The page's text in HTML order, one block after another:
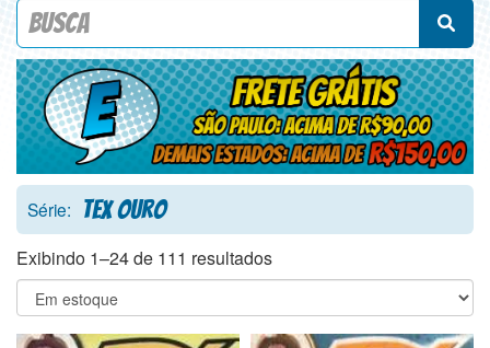
Procure por título da revista, personagem, série, escritor,
Série: Tex Ouro
Exibindo 1–24 de 111 resultados